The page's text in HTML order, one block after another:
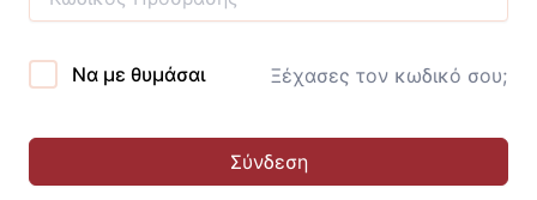
Να με θυμάσαι Ξέχασες τον κωδικό σου;
Σύνδεση